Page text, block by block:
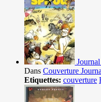
Dans Couverture
Etiquettes: couverture